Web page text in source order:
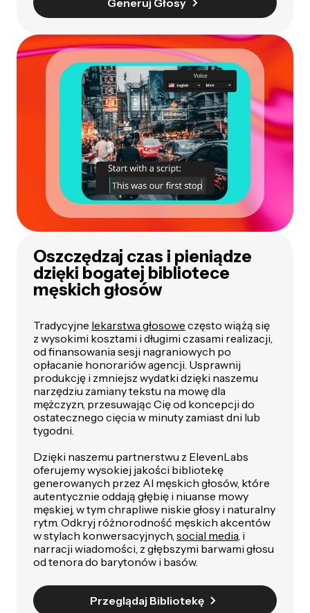
Oszczędzaj czas i pieniądze
dzięki bogatej bibliotece
męskich głosów
Tradycyjne lekarstwa głosowe często wiążą się
z wysokimi kosztami i długimi czasami realizacji,
od finansowania sesji nagraniowych po
opłacanie honorariów agencji. Usprawnij
produkcję i zmniejsz wydatki dzięki naszemu
narzędziu zamiany tekstu na mowę dla
mężczyzn, przesuwając Cię od koncepcji do
ostatecznego cięcia w minuty zamiast dni lub
tygodni.
Dzięki naszemu partnerstwu z ElevenLabs
oferujemy wysokiej jakości bibliotekę
generowanych przez AI męskich głosów, które
autentycznie oddają głębię i niuanse mowy
męskiej, w tym chrapliwe niskie głosy i naturalny
rytm. Odkryj różnorodność męskich akcentów
w stylach konwersacyjnych, social media , i
narracji wiadomości, z głębszymi barwami głosu
od tenora do barytonów i basów.
Przeglądaj Bibliotekę